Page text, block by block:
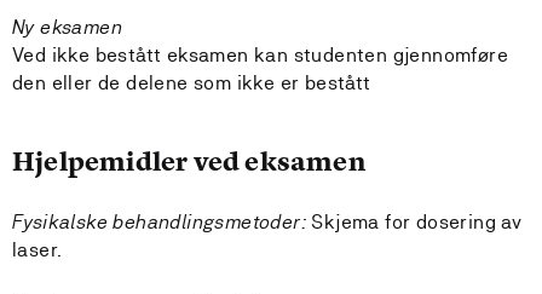
Ny eksamen
Ved ikke bestått eksamen kan studenten gjennomføre
den eller de delene som ikke er bestått
Hjelpemidler ved eksamen
Fysikalske behandlingsmetoder: Skjema for dosering av
laser.